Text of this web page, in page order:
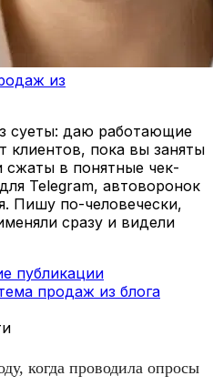
из
суеты: даю работающие
клиентов, пока вы заняты
сжаты в понятные чек-
Telegram, автоворонок
Пишу по-человечески,
сразу и видели
публикации
продаж из блога
когда проводила опросы